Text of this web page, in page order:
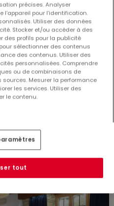
louer àSeptfontaines
précises. Analyser
pour l’identification.
Utiliser des données
Stocker et/ou accéder à des
des profils pour la publicité
sélectionner des contenus
des contenus. Utiliser des
personnalisées. Comprendre
ou de combinaisons de
Mesurer la performance
les services. Utiliser des
le contenu.
tout